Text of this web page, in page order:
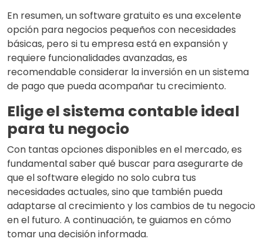
En resumen, un software gratuito es una excelente
opción para negocios pequeños con necesidades
básicas, pero si tu empresa está en expansión y
requiere funcionalidades avanzadas, es
recomendable considerar la inversión en un sistema
de pago que pueda acompañar tu crecimiento.
Elige el sistema contable ideal
para tu negocio
Con tantas opciones disponibles en el mercado, es
fundamental saber qué buscar para asegurarte de
que el software elegido no solo cubra tus
necesidades actuales, sino que también pueda
adaptarse al crecimiento y los cambios de tu negocio
en el futuro. A continuación, te guiamos en cómo
tomar una decisión informada.